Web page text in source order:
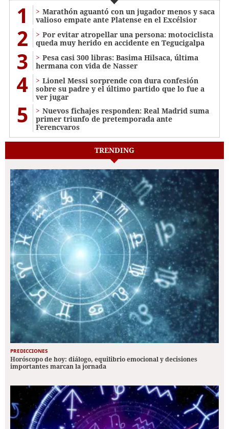
1
Marathón aguantó con un jugador menos y saca
valioso empate ante Platense en el Excélsior
2
Por evitar atropellar una persona: motociclista
queda muy herido en accidente en Tegucigalpa
3
Pesa casi 300 libras: Basima Hilsaca, última
hermana con vida de Nasser
4
Lionel Messi sorprende con dura confesión
sobre su padre y el último partido que lo fue a
ver jugar
5
Nuevos fichajes responden: Real Madrid suma
primer triunfo de pretemporada ante
Ferencvaros
TRENDING
PREDICCIONES
Horóscopo de hoy: diálogo, equilibrio emocional y decisiones
importantes marcan la jornada